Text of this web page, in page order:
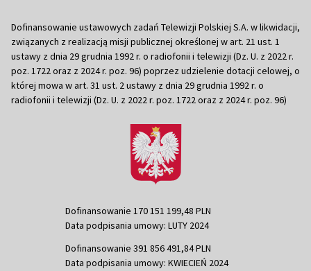
Dofinansowanie ustawowych zadań Telewizji Polskiej S.A. w likwidacji,
związanych z realizacją misji publicznej określonej w art. 21 ust. 1
ustawy z dnia 29 grudnia 1992 r. o radiofonii i telewizji (Dz. U. z 2022 r.
poz. 1722 oraz z 2024 r. poz. 96) poprzez udzielenie dotacji celowej, o
której mowa w art. 31 ust. 2 ustawy z dnia 29 grudnia 1992 r. o
radiofonii i telewizji (Dz. U. z 2022 r. poz. 1722 oraz z 2024 r. poz. 96)
Dofinansowanie 170 151 199,48 PLN
Data podpisania umowy: LUTY 2024
Dofinansowanie 391 856 491,84 PLN
Data podpisania umowy: KWIECIEŃ 2024